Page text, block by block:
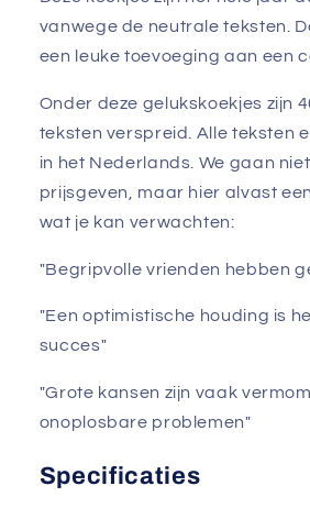
vanwege de neutrale teksten.
een leuke toevoeging aan een
Onder deze gelukskoekjes zijn
teksten verspreid. Alle teksten
in het Nederlands. We gaan
prijsgeven, maar hier alvast
wat je kan verwachten:
"Begripvolle vrienden hebben
"Een optimistische houding is
succes"
"Grote kansen zijn vaak
onoplosbare problemen"
Specificaties